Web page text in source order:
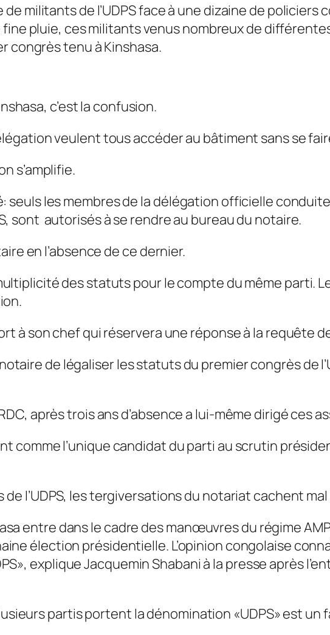
militants de l’UDPS face à une dizaine de policiers
fine pluie, ces militants venus nombreux de
congrès tenu à Kinshasa.
c’est la confusion.
veulent tous accéder au bâtiment sans se
s’amplifie.
les membres de la délégation officielle
sont autorisés à se rendre au bureau du notaire.
en l’absence de ce dernier.
des statuts pour le compte du même parti.
à son chef qui réservera une réponse à la requête de
de légaliser les statuts du premier congrès de
après trois ans d’absence a lui-même dirigé ces
comme l’unique candidat du parti au scrutin
l’UDPS, les tergiversations du notariat cachent
entre dans le cadre des manœuvres du régime
élection présidentielle. L’opinion congolaise
, explique Jacquemin Shabani à la presse après
partis portent la dénomination «UDPS» est un